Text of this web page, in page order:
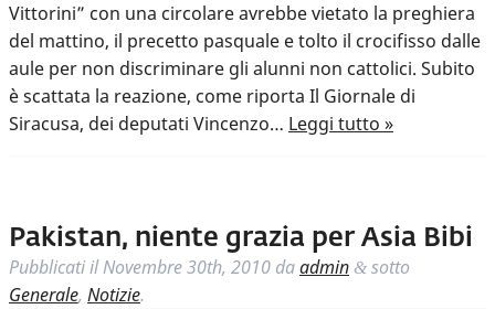
Vittorini” con una circolare avrebbe vietato la preghiera
del mattino, il precetto pasquale e tolto il crocifisso dalle
aule per non discriminare gli alunni non cattolici. Subito
è scattata la reazione, come riporta Il Giornale di
Siracusa, dei deputati Vincenzo… Leggi tutto »
Pakistan, niente grazia per Asia Bibi
Pubblicati ilNovembre 30th, 2010 daadmin & sotto
Generale, Notizie.